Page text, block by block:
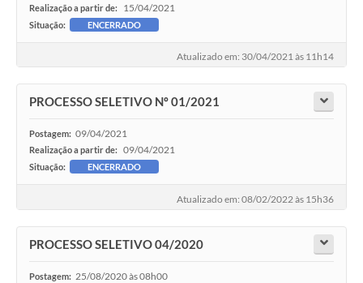
Realização a partir de: 15/04/2021
Situação: ENCERRADO
Atualizado em: 30/04/2021 às 11h14
PROCESSO SELETIVO Nº 01/2021
Postagem: 09/04/2021
Realização a partir de: 09/04/2021
Situação: ENCERRADO
Atualizado em: 08/02/2022 às 15h36
PROCESSO SELETIVO 04/2020
Postagem: 25/08/2020 às 08h00